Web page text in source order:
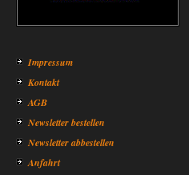
Impressum
Kontakt
AGB
Newsletter bestellen
Newsletter abbestellen
Anfahrt